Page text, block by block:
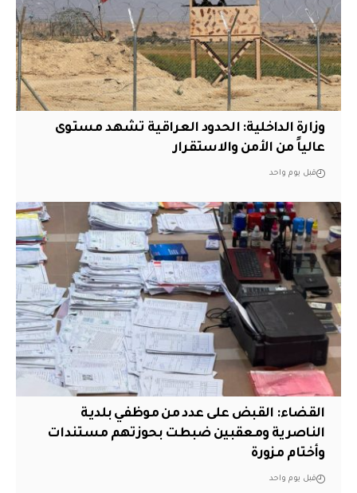
وزارة الداخلية: الحدود العراقية تشهد مستوى
عالياً من الأمن والاستقرار
قبل يوم واحد
القضاء: القبض على عدد من موظفي بلدية
الناصرية ومعقبين ضبطت بحوزتهم مستندات
وأختام مزورة
قبل يوم واحد